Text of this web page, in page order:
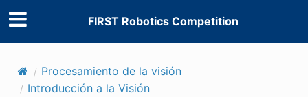
FIRST Robotics Competition
Procesamiento de la visión
Introducción a la Visión